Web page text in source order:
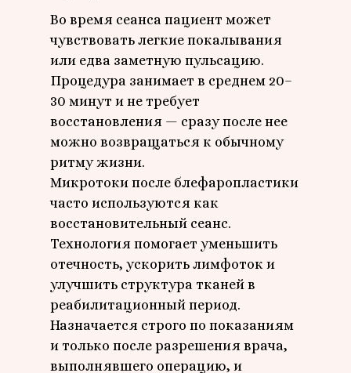
Во время сеанса пациент может
чувствовать легкие покалывания
или едва заметную пульсацию.
Процедура занимает в среднем 20–
30 минут и не требует
восстановления — сразу после нее
можно возвращаться к обычному
ритму жизни.
Микротоки после блефаропластики
часто используются как
восстановительный сеанс.
Технология помогает уменьшить
отечность, ускорить лимфоток и
улучшить структура тканей в
реабилитационный период.
Назначается строго по показаниям
и только после разрешения врача,
выполнявшего операцию, и